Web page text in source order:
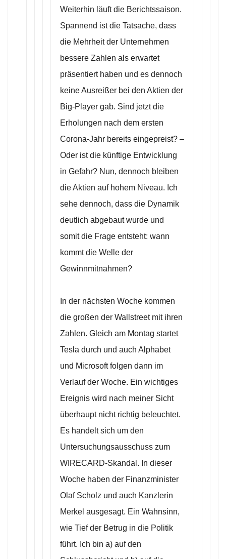
Weiterhin läuft die Berichtssaison.
Spannend ist die Tatsache, dass
die Mehrheit der Unternehmen
bessere Zahlen als erwartet
präsentiert haben und es dennoch
keine Ausreißer bei den Aktien der
Big-Player gab. Sind jetzt die
Erholungen nach dem ersten
Corona-Jahr bereits eingepreist? –
Oder ist die künftige Entwicklung
in Gefahr? Nun, dennoch bleiben
die Aktien auf hohem Niveau. Ich
sehe dennoch, dass die Dynamik
deutlich abgebaut wurde und
somit die Frage entsteht: wann
kommt die Welle der
Gewinnmitnahmen?
In der nächsten Woche kommen
die großen der Wallstreet mit ihren
Zahlen. Gleich am Montag startet
Tesla durch und auch Alphabet
und Microsoft folgen dann im
Verlauf der Woche. Ein wichtiges
Ereignis wird nach meiner Sicht
überhaupt nicht richtig beleuchtet.
Es handelt sich um den
Untersuchungsausschuss zum
WIRECARD-Skandal. In dieser
Woche haben der Finanzminister
Olaf Scholz und auch Kanzlerin
Merkel ausgesagt. Ein Wahnsinn,
wie Tief der Betrug in die Politik
führt. Ich bin a) auf den